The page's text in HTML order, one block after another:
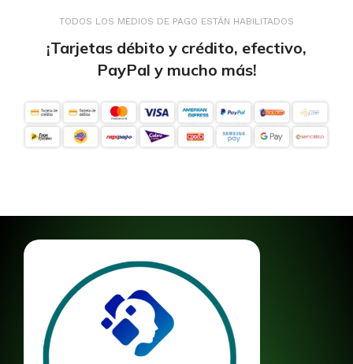
TODOS LOS MEDIOS DE PAGO ESTÁN HABILITADOS
¡Tarjetas débito y crédito, efectivo,
PayPal y mucho más!